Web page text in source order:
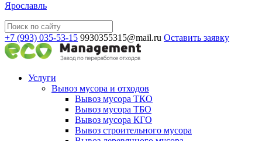
Ярославль
+7 (993) 035-53-15 9930355315@mail.ru Оставить заявку
Услуги
Вывоз мусора и отходов
Вывоз мусора ТКО
Вывоз мусора ТБО
Вывоз мусора КГО
Вывоз строительного мусора